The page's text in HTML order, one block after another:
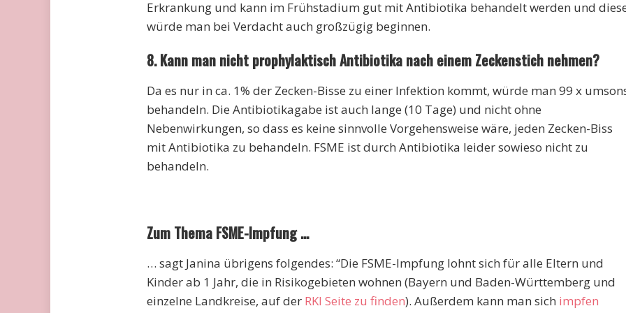
Erkrankung und kann im Frühstadium gut mit Antibiotika behandelt werden und
würde man bei Verdacht auch großzügig beginnen.
8. Kann man nicht prophylaktisch Antibiotika nach einem Zeckenstich nehmen?
Da es nur in ca. 1% der Zecken-Bisse zu einer Infektion kommt, würde man 99 x
behandeln. Die Antibiotikagabe ist auch lange (10 Tage) und nicht ohne
Nebenwirkungen, so dass es keine sinnvolle Vorgehensweise wäre, jeden Zecken-Biss
mit Antibiotika zu behandeln. FSME ist durch Antibiotika leider sowieso nicht zu
behandeln.
Zum Thema FSME-Impfung …
… sagt Janina übrigens folgendes: “Die FSME-Impfung lohnt sich für alle Eltern und
Kinder ab 1 Jahr, die in Risikogebieten wohnen (Bayern und Baden-Württemberg und
einzelne Landkreise, auf der RKI Seite zu finden). Außerdem kann man sich impfen